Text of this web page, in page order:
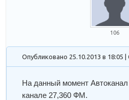
106
Опубликовано 25.10.2013 в
На данный момент
канале 27,360 ФМ.